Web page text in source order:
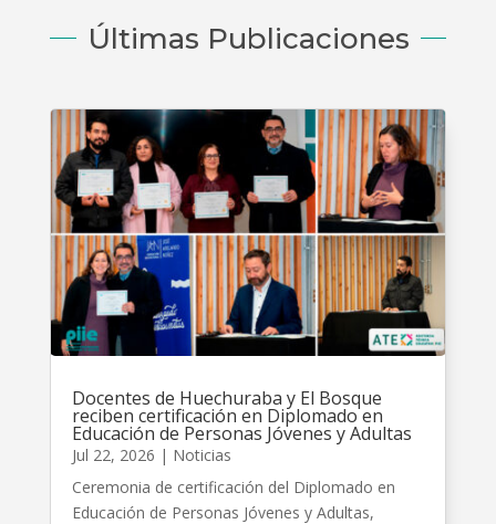
Últimas Publicaciones
Docentes de Huechuraba y El Bosque
reciben certificación en Diplomado en
Educación de Personas Jóvenes y Adultas
Jul 22, 2026 | Noticias
Ceremonia de certificación del Diplomado en
Educación de Personas Jóvenes y Adultas,